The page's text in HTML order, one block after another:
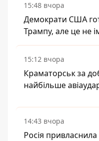
15:48 вчора
Демократи США
Трампу, але це не
15:12 вчора
Краматорськ за
найбільше
14:43 вчора
Росія